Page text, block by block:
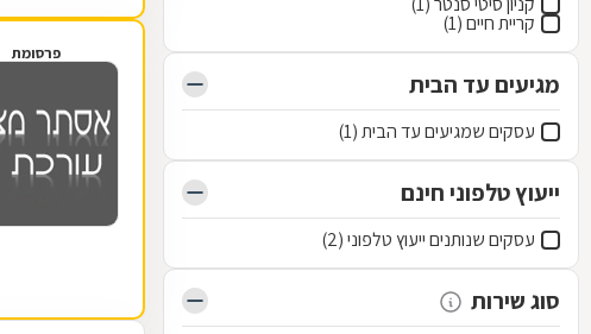
קריית חיים (1)
מגיעים עד הבית
עסקים שמגיעים עד הבית (1)
ייעוץ טלפוני חינם
עסקים שנותנים ייעוץ טלפוני (2)
סוג שירות
פרסומת